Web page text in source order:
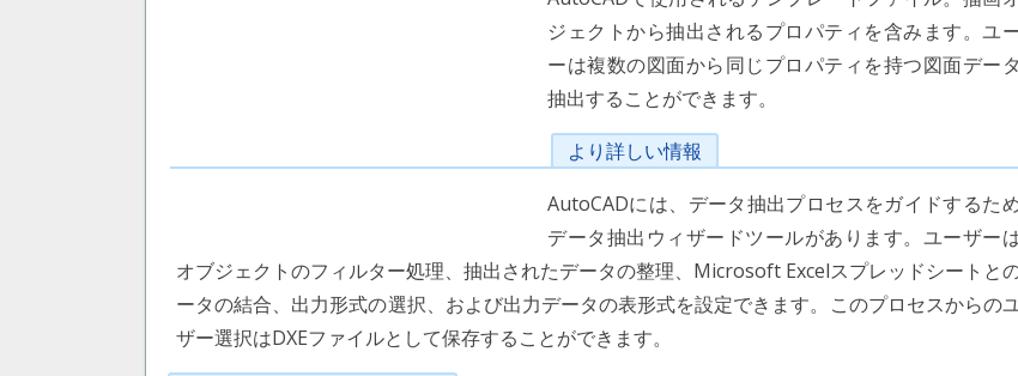
ジェクトから抽出されるプロパティを含みます。ユ
ーは複数の図面から同じプロパティを持つ図面デー
抽出することができます。
より詳しい情報
AutoCADには、データ抽出プロセスをガイドするた
データ抽出ウィザードツールがあります。ユーザーは
オブジェクトのフィルター処理、抽出されたデータの整理、Microsoft Excelスプレッドシートと
ータの結合、出力形式の選択、および出力データの表形式を設定できます。このプロセスからの
ザー選択はDXEファイルとして保存することができます。